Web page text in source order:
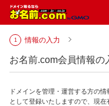
情報の入力
お名前.com会員情報の
ドメインを管理・運営する方の
として登録いたしますので、現在